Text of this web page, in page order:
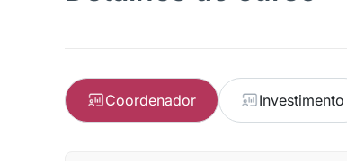
Coordenador Investimento